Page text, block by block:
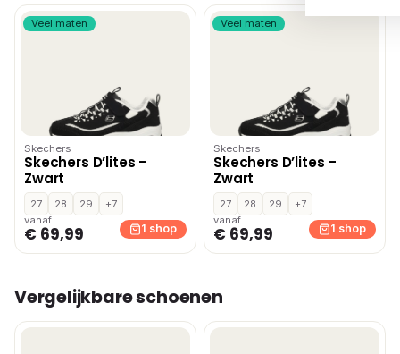
Veel maten
Skechers
Skechers D’lites –
Zwart
27 28 29
+7
vanaf
€ 69,99 1 shop
Veel maten
Skechers
Skechers D’lites –
Zwart
27 28 29
+7
vanaf
€ 69,99 1 shop
Vergelijkbare schoenen